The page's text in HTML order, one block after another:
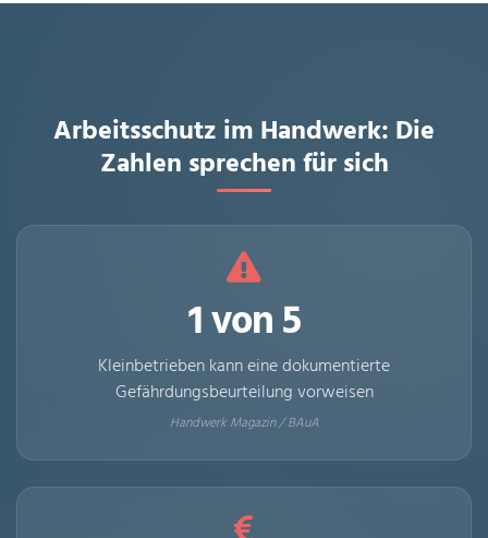
Arbeitsschutz im Handwerk: Die
Zahlen sprechen für sich
1 von 5
Kleinbetrieben kann eine dokumentierte
Gefährdungsbeurteilung vorweisen
Handwerk Magazin / BAuA